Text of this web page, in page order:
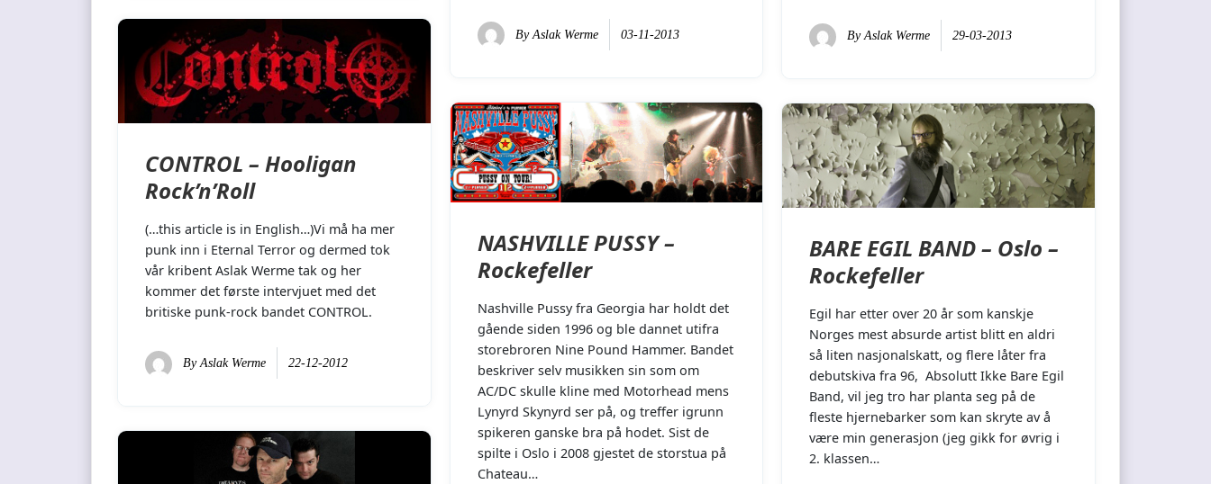
By Aslak Werme 03-11-2013 ByAslak Werme 29-03-2013
CONTROL – Hooligan
Rock’n’Roll
(…this article is in English…)Vi må ha mer
punk inn i Eternal Terror og dermed tok
vår kribent Aslak Werme tak og her
kommer det første intervjuet med det
britiske punk-rock bandet CONTROL.
ByAslak Werme 22-12-2012
NASHVILLE PUSSY –
Rockefeller
Nashville Pussy fra Georgia har holdt det
gående siden 1996 og ble dannet utifra
storebroren Nine Pound Hammer. Bandet
beskriver selv musikken sin som om
AC/DC skulle kline med Motorhead mens
Lynyrd Skynyrd ser på, og treffer igrunn
spikeren ganske bra på hodet. Sist de
spilte i Oslo i 2008 gjestet de storstua på
Chateau…
BARE EGIL BAND – Oslo –
Rockefeller
Egil har etter over 20 år som kanskje
Norges mest absurde artist blitt en aldri
så liten nasjonalskatt, og flere låter fra
debutskiva fra 96, Absolutt Ikke Bare Egil
Band, vil jeg tro har planta seg på de
fleste hjernebarker som kan skryte av å
være min generasjon (jeg gikk for øvrig i
2. klassen…